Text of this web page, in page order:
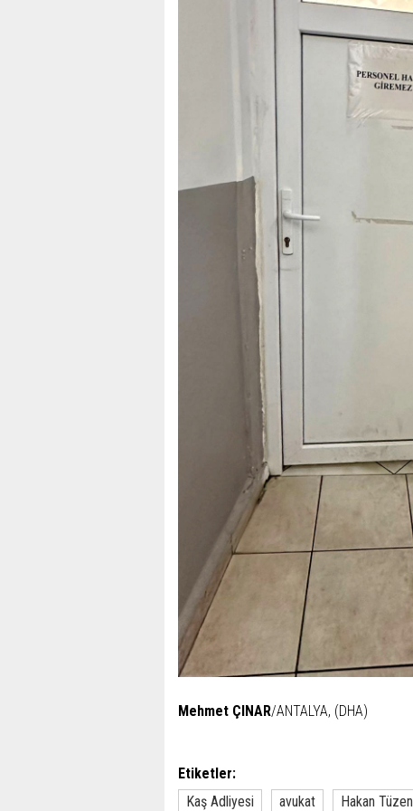
Mehmet ÇINAR/ANTALYA, (DHA)
Etiketler:
Kaş Adliyesi
avukat Hakan Tüzen